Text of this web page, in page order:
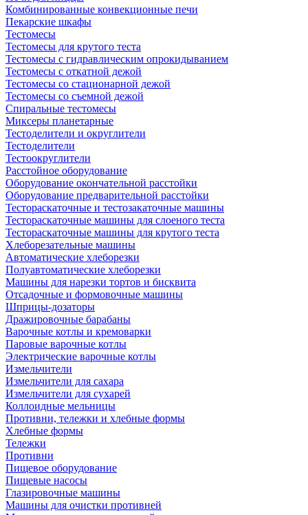
Комбинированные конвекционные печи
Пекарские шкафы
Тестомесы
Тестомесы для крутого теста
Тестомесы с гидравлическим опрокидыванием
Тестомесы с откатной дежой
Тестомесы со стационарной дежой
Тестомесы со съемной дежой
Спиральные тестомесы
Миксеры планетарные
Тестоделители и округлители
Тестоделители
Тестоокруглители
Расстойное оборудование
Оборудование окончательной расстойки
Оборудование предварительной расстойки
Тестораскаточные и тестозакаточные машины
Тестораскаточные машины для слоеного теста
Тестораскаточные машины для крутого теста
Хлеборезательные машины
Автоматические хлеборезки
Полуавтоматические хлеборезки
Машины для нарезки тортов и бисквита
Отсадочные и формовочные машины
Шприцы-дозаторы
Дражировочные барабаны
Варочные котлы и кремоварки
Паровые варочные котлы
Электрические варочные котлы
Измельчители
Измельчители для сахара
Измельчители для сухарей
Коллоидные мельницы
Противни, тележки и хлебные формы
Хлебные формы
Тележки
Противни
Пищевое оборудование
Пищевые насосы
Глазировочные машины
Машины для очистки противней